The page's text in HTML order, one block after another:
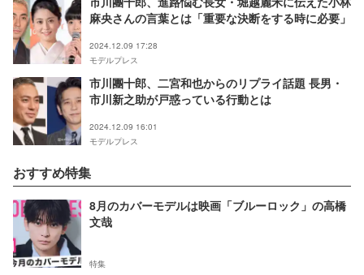
麻央さんの言葉とは「重要な決断をする時に必要」
2024.12.09 17:28
モデルプレス
市川團十郎、二宮和也からのリプライ話題 長男・
市川新之助が戸惑っている行動とは
2024.12.09 16:01
モデルプレス
おすすめ特集
8月のカバーモデルは映画「ブルーロック」の高橋
文哉
特集